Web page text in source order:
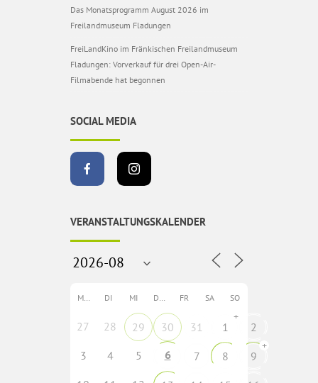
Das Monatsprogramm August 2026 im
Freilandmuseum Fladungen
FreiLandKino im Fränkischen Freilandmuseum
Fladungen: Vorverkauf für drei Open-Air-
Filmabende hat begonnen
SOCIAL MEDIA
VERANSTALTUNGSKALENDER
MO DI MI DO FR SA SO
27 28 29 30 31 1
+
2
3
4 5 6 7 8 9
+